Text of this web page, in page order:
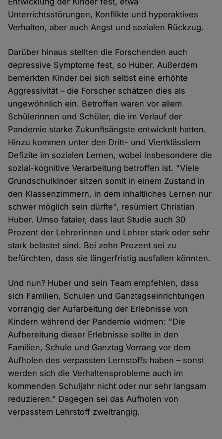
Unterrichtsstörungen, Konflikte und hyperaktives
Verhalten, aber auch Angst und sozialen Rückzug.
Darüber hinaus stellten die Forschenden auch
depressive Symptome fest, so Huber. Außerdem
bemerkten Kinder bei sich selbst eine erhöhte
Aggressivität – die Forscher schätzen dies als
ungewöhnlich ein. Betroffen waren vor allem
Schülerinnen und Schüler, die im Verlauf der
Pandemie starke Zukunftsängste entwickelt hatten.
Hinzu kommen unter den Dritt- und Viertklässlern
Defizite im sozialen Lernen, wobei insbesondere die
sozial-kognitive Verarbeitung betroffen ist. "Viele
Grundschulkinder sitzen somit in einem Zustand in
den Klassenzimmern, in dem inhaltliches Lernen nur
schwer möglich sein dürfte", resümiert Christian
Huber. Umso fataler, dass laut Studie auch 30
Prozent der Lehrerinnen und Lehrer stark oder sehr
stark belastet sind. Bei zehn Prozent sei zu
befürchten, dass sie längerfristig ausfallen könnten.
Und nun? Huber und sein Team empfehlen, dass
sich Familien, Schulen und Ganztagseinrichtungen
vorrangig der Aufarbeitung der Erlebnisse von
Kindern während der Pandemie widmen: "Die
Aufbereitung dieser Erlebnisse sollte in den
Familien, Schule und Ganztag Vorrang vor dem
Aufholen des verpassten Lernstoffs haben – sonst
werden sich die Verhaltensprobleme auch im
kommenden Schuljahr nicht oder nur sehr langsam
reduzieren." Dagegen sei das Aufholen von
verpasstem Lehrstoff zweitrangig.